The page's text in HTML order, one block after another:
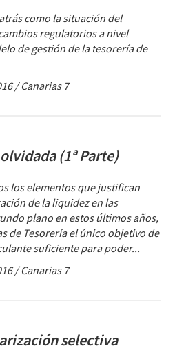
como la situación del
regulatorios a nivel
de gestión de la tesorería de
/ Canarias 7
(1ª Parte)
los elementos que justifican
de la liquidez en las
plano en estos últimos años,
de Tesorería el único objetivo de
suficiente para poder...
/ Canarias 7
selectiva